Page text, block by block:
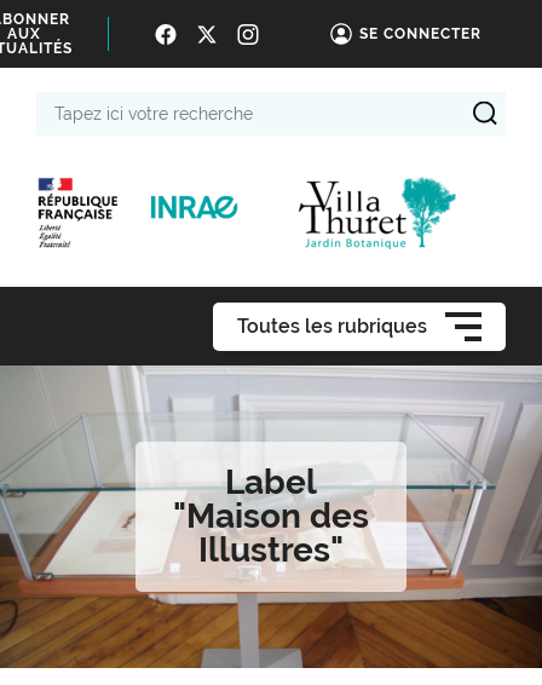
AUX
SE CONNECTER
Toutes les rubriques
Label
"Maison des
Illustres"